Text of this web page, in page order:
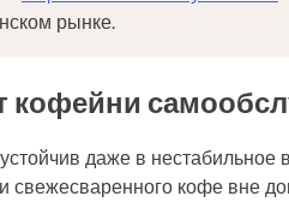
рынке.
даже в
свежесваренного кофе вне